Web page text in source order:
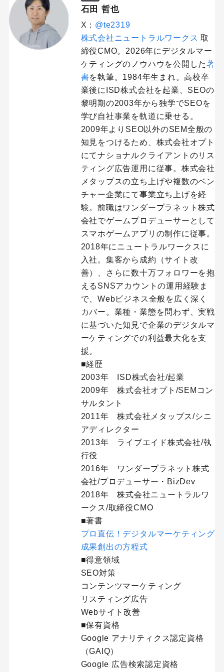
石田 哲也
X： @te2319
株式会社ニュートラルワークス 取
締役CMO。2026年にデジタルマー
ケティングのノウハウを公開した著
書を執筆。1984年生まれ。高校卒
業後にISD株式会社を起業、SEOの
黎明期の2003年から独学でSEOを
学び自社事業を軌道に乗せる。
2009年よりSEO以外のSEM全般の
知見をつけるため、株式会社オプト
にてナショナルクライアントのリス
ティング広告運用に従事。株式会社
メタップスの立ち上げや複数のベン
チャー企業にて事業立ち上げを経
験。前職はワンダープラネット株式
会社でゲームプロデューサーとして
スマホゲームアプリの制作に従事。
2018年にニュートラルワークスに
入社。集客から成約（サイト改
善）、さらに数十万フォロワーを抱
えるSNSアカウントの運用経験ま
で、Webビジネス全般を広く深く
カバー。業種・業態を問わず、実戦
に基づいた知見で企業のデジタルマ
ーケティングでの利益最大化を支
援。
■経歴
2003年 ISD株式会社/起業
2009年 株式会社オプト/SEMコン
サルタント
2011年 株式会社メタップス/シニ
アディレクター
2013年 ライブエイド株式会社/執
行役
2016年 ワンダープラネット株式
会社/プロデューサー・BizDev
2018年 株式会社ニュートラルワ
ークス/取締役CMO
■著書
プロ直伝！デジタルマーケティング
成果創出の方程式
■得意領域
SEO対策
コンテンツマーケティング
リスティング広告
Webサイト改善
■保有資格
Google アナリティクス認定資格
（GAIQ）
Google 広告検索認定資格